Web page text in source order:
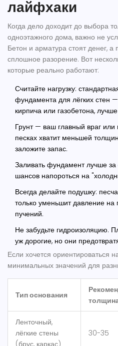
лайфхаки
Когда дело доходит до выбора
одноэтажного дома, важно не
Бетон и арматура стоят денег,
сплошное разорение. Вот
которые реально работают:
Считайте нагрузку:
фундамента для лёгких стен
кирпича или газобетона,
Грунт — ваш главный враг
песках хватит меньшей
заложите запас.
Заливать фундамент лучше
шансов напороться на
Всегда делайте подушку:
только уменьшит давление на
пучений.
Не забудьте гидроизоляцию.
уж дорогие, но они
Если хочется ориентироваться
минимальных значений для
Тип основания
Ленточный,
лёгкие стены
30-35